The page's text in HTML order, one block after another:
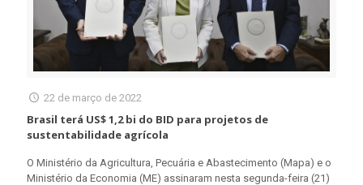
22 de março de 2022
Brasil terá US$ 1,2 bi do BID para projetos de
sustentabilidade agrícola
O Ministério da Agricultura, Pecuária e Abastecimento (Mapa) e o
Ministério da Economia (ME) assinaram nesta segunda-feira (21)